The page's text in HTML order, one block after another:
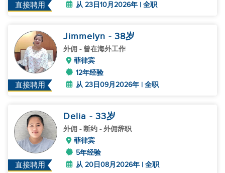
直接聘用
从 23日10月2026年 | 全职
直接聘用
Jimmelyn - 38岁
外佣 - 曾在海外工作
菲律宾
12年经验
从 23日09月2026年 | 全职
直接聘用
Delia - 33岁
外佣 - 断约 - 外佣辞职
菲律宾
5年经验
从 20日08月2026年 | 全职